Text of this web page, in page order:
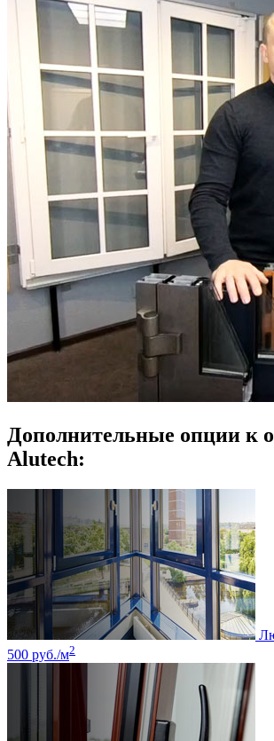
Дополнительные опции к
Alutech:
500 руб./м2